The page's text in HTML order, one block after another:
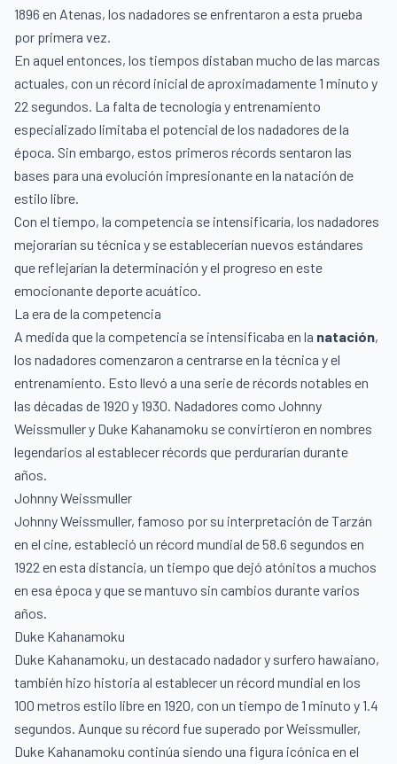
1896 en Atenas, los nadadores se enfrentaron a esta prueba
por primera vez.
En aquel entonces, los tiempos distaban mucho de las marcas
actuales, con un récord inicial de aproximadamente 1 minuto y
22 segundos. La falta de tecnología y entrenamiento
especializado limitaba el potencial de los nadadores de la
época. Sin embargo, estos primeros récords sentaron las
bases para una evolución impresionante en la natación de
estilo libre.
Con el tiempo, la competencia se intensificaría, los nadadores
mejorarían su técnica y se establecerían nuevos estándares
que reflejarían la determinación y el progreso en este
emocionante deporte acuático.
La era de la competencia
A medida que la competencia se intensificaba en la natación,
los nadadores comenzaron a centrarse en la técnica y el
entrenamiento. Esto llevó a una serie de récords notables en
las décadas de 1920 y 1930. Nadadores como Johnny
Weissmuller y Duke Kahanamoku se convirtieron en nombres
legendarios al establecer récords que perdurarían durante
años.
Johnny Weissmuller
Johnny Weissmuller, famoso por su interpretación de Tarzán
en el cine, estableció un récord mundial de 58.6 segundos en
1922 en esta distancia, un tiempo que dejó atónitos a muchos
en esa época y que se mantuvo sin cambios durante varios
años.
Duke Kahanamoku
Duke Kahanamoku, un destacado nadador y surfero hawaiano,
también hizo historia al establecer un récord mundial en los
100 metros estilo libre en 1920, con un tiempo de 1 minuto y 1.4
segundos. Aunque su récord fue superado por Weissmuller,
Duke Kahanamoku continúa siendo una figura icónica en el